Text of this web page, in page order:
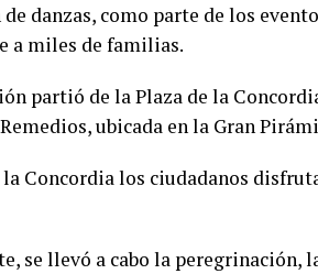
danzas, como parte de los
a miles de familias.
partió de la Plaza de la
ubicada en la Gran
la Concordia los ciudadanos
se llevó a cabo la peregrinación,